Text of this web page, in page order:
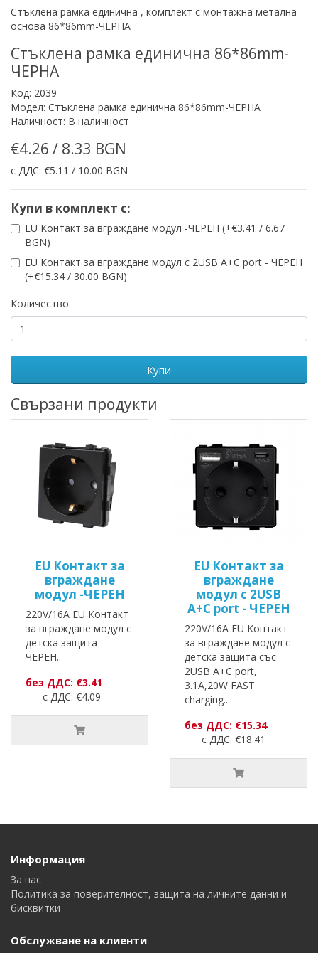
Стъклена рамка единична , комплект с монтажна метална
основа 86*86mm-ЧЕРНА
Стъклена рамка единична 86*86mm-
ЧЕРНА
Код: 2039
Модел: Стъклена рамка единична 86*86mm-ЧЕРНА
Наличност: В наличност
€4.26 / 8.33 BGN
с ДДС: €5.11 / 10.00 BGN
Купи в комплект с:
EU Контакт за вграждане модул -ЧЕРЕН (+€3.41 / 6.67
BGN)
EU Контакт за вграждане модул с 2USB A+C port - ЧЕРЕН
(+€15.34 / 30.00 BGN)
Количество
Купи
Свързани продукти
EU Контакт за
вграждане
модул -ЧЕРЕН
220V/16A EU Контакт
за вграждане модул с
детска защита-
ЧЕРЕН..
без ДДС: €3.41
с ДДС: €4.09
EU Контакт за
вграждане
модул с 2USB
A+C port - ЧЕРЕН
220V/16A EU Контакт
за вграждане модул с
детска защита със
2USB A+C port,
3.1A,20W FAST
charging..
без ДДС: €15.34
с ДДС: €18.41
Информация
За нас
Политика за поверителност, защита на личните данни и
бисквитки
Обслужване на клиенти